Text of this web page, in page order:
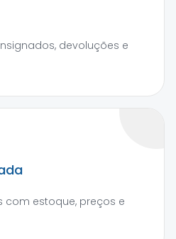
devoluções e
com estoque, preços e